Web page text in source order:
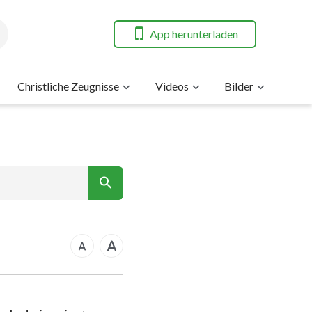
App herunterladen
Christliche Zeugnisse Videos Bilder